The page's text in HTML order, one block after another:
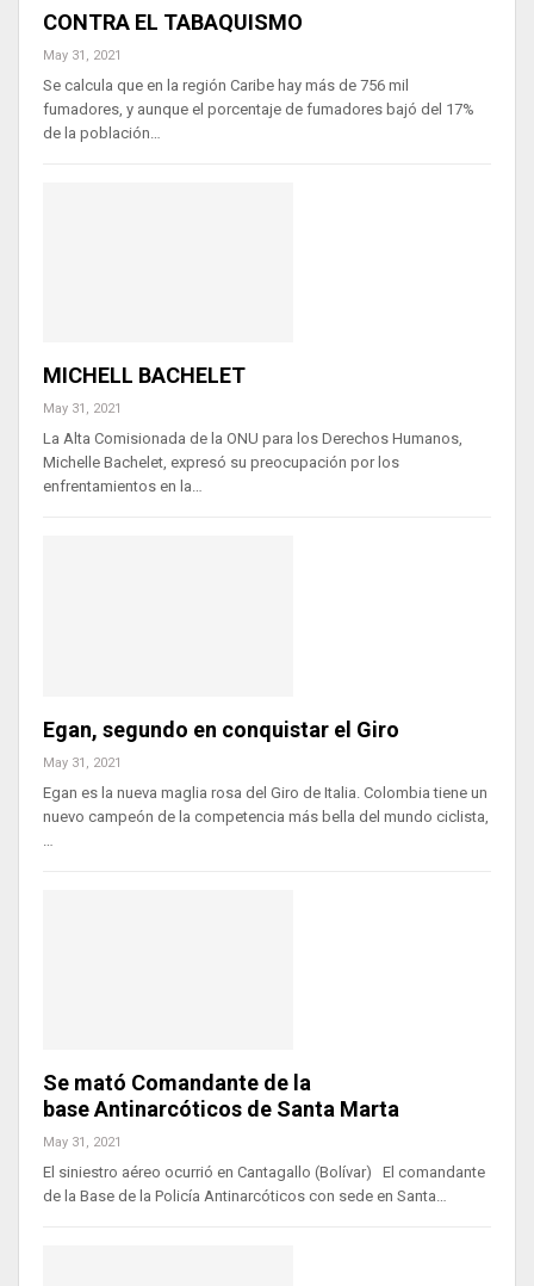
CONTRA EL TABAQUISMO
May 31, 2021
Se calcula que en la región Caribe hay más de 756 mil
fumadores, y aunque el porcentaje de fumadores bajó del 17%
de la población…
MICHELL BACHELET
May 31, 2021
La Alta Comisionada de la ONU para los Derechos Humanos,
Michelle Bachelet, expresó su preocupación por los
enfrentamientos en la…
Egan, segundo en conquistar el Giro
May 31, 2021
Egan es la nueva maglia rosa del Giro de Italia. Colombia tiene un
nuevo campeón de la competencia más bella del mundo ciclista,
Se mató Comandante de la
base Antinarcóticos de Santa Marta
May 31, 2021
El siniestro aéreo ocurrió en Cantagallo (Bolívar) El comandante
de la Base de la Policía Antinarcóticos con sede en Santa…